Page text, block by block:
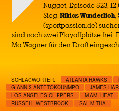
Nugget, Episode 523,
Sieg.Niklas Wunderlich,
(sportpassion.de)
sind noch zwei Playoffplätze frei.
Mo Wagner für den Draft
SCHLAGWÖRTER: ATLANTA HAWKS
GIANNIS ANTETOKOUNMPO
JAMES
LOS ANGELES CLIPPERS
MIAMI HEAT
RUSSELL WESTBROOK
SAL MITHA